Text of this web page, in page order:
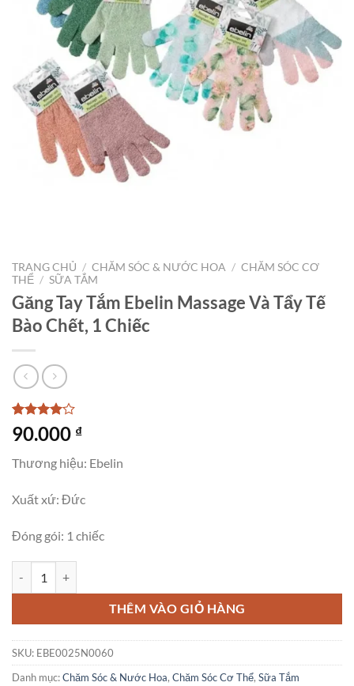
TRANG CHỦ / CHĂM SÓC & NƯỚC HOA / CHĂM SÓC CƠ
THỂ / SỮA TẮM
Găng Tay Tắm Ebelin Massage Và Tẩy Tế
Bào Chết, 1 Chiếc
4trên 5
dựa trên
1
90.000 ₫
Thương hiệu: Ebelin
Xuất xứ: Đức
Đóng gói: 1 chiếc
THÊM VÀO GIỎ HÀNG
SKU: EBE0025N0060
Danh mục:Chăm Sóc & Nước Hoa, Chăm Sóc Cơ Thể, Sữa Tắm